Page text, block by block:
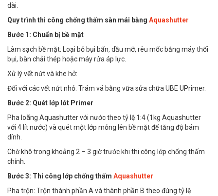
dài.
Quy trình thi công chống thấm sàn mái bằng Aquashutter
Bước 1: Chuẩn bị bề mặt
Làm sạch bề mặt: Loại bỏ bụi bẩn, dầu mỡ, rêu mốc bằng máy thổi
bụi, bàn chải thép hoặc máy rửa áp lực.
Xử lý vết nứt và khe hở:
Đối với các vết nứt nhỏ: Trám vá bằng vữa sửa chữa UBE UPrimer.
Bước 2: Quét lớp lót Primer
Pha loãng Aquashutter với nước theo tỷ lệ 1:4 (1kg Aquashutter
với 4 lít nước) và quét một lớp mỏng lên bề mặt để tăng độ bám
dính.
Chờ khô trong khoảng 2 – 3 giờ trước khi thi công lớp chống thấm
chính.
Bước 3: Thi công lớp chống thấm Aquashutter
Pha trộn: Trộn thành phần A và thành phần B theo đúng tỷ lệ